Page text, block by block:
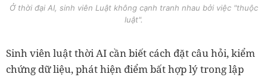
Ở thời đại AI, sinh viên Luật không cạnh tranh nhau bởi việc "thuộc
luật".
Sinh viên luật thời AI cần biết cách đặt câu hỏi, kiểm
chứng dữ liệu, phát hiện điểm bất hợp lý trong lập